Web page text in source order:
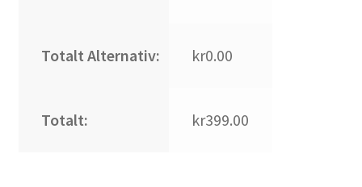
Totalt Alternativ: kr0.00
Totalt: kr399.00